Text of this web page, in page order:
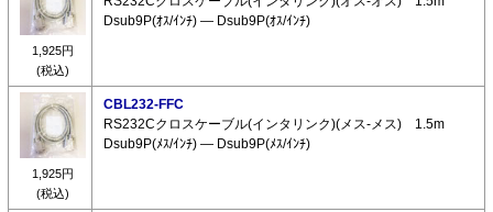
1,925円
(税込)
Dsub9P(ｵｽ/ｲﾝﾁ) ― Dsub9P(ｵｽ/ｲﾝﾁ)
1,925円
(税込)
CBL232-FFC
RS232Cクロスケーブル(インタリンク)(メス-メス) 1.5m
Dsub9P(ﾒｽ/ｲﾝﾁ) ― Dsub9P(ﾒｽ/ｲﾝﾁ)